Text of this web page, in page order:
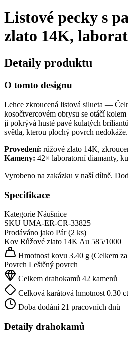
Listové pecky s
zlato 14K,
Detaily produktu
O tomto designu
Lehce zkroucená listová silueta —
kosočtvercovém obrysu se otáčí
ji pokrývá husté pavé kulatých
světla, kterou plochý povrch nedokáže.
Provedení: růžové zlato 14K,
Kameny: 42× laboratorní diamanty,
Vyrobeno na zakázku v naší dílně.
Specifikace
Kategorie Náušnice
SKU UMA-ER-CR-33825
Prodáváno jako Pár (2 ks)
Kov Růžové zlato 14KAu 585/1000
Hmotnost kovu 3.40 g (Celkem
Povrch Leštěný povrch
Celkem drahokamů 42 kamenů
Celková karátová hmotnost 0.30 ct
Doba dodání 21 pracovních dnů
Detaily drahokamů